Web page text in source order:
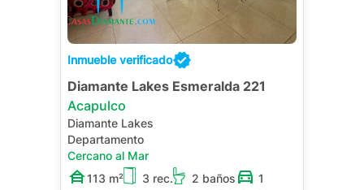
Inmueble verificado
Diamante Lakes Esmeralda 221
Acapulco
Diamante Lakes
Departamento
Cercano al Mar
113 m²
3 rec. 2 baños
1